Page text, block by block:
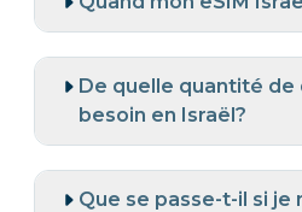
De quelle quantité de
besoin en Israël?
Que se passe-t-il si je